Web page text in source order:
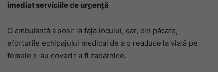
imediat serviciile de urgență
O ambulanță a sosit la fața locului, dar, din păcate,
eforturile echipajului medical de a o readuce la viață pe
femeie s-au dovedit a fi zadarnice.